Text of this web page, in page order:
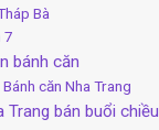
Bà
7
b‎‎ánh căn
căn Nha Trang
Trang bán buổi chiều